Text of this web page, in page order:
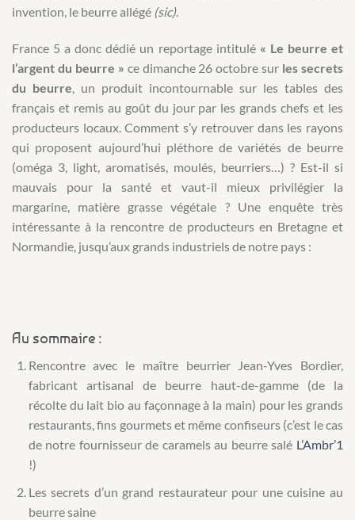
invention, le beurre allégé (sic).
France 5 a donc dédié un reportage intitulé« Le beurre et
l’argent du beurre » ce dimanche 26 octobre sur les secrets
du beurre , un produit incontournable sur les tables des
français et remis au goût du jour par les grands chefs et les
producteurs locaux. Comment s’y retrouver dans les rayons
qui proposent aujourd’hui pléthore de variétés de beurre
(oméga 3, light, aromatisés, moulés, beurriers…) ? Est-il si
mauvais pour la santé et vaut-il mieux privilégier la
margarine, matière grasse végétale ? Une enquête très
intéressante à la rencontre de producteurs en Bretagne et
Normandie, jusqu’aux grands industriels de notre pays :
Au sommaire :
Rencontre avec le maître beurrier Jean-Yves Bordier,
fabricant artisanal de beurre haut-de-gamme (de la
récolte du lait bio au façonnage à la main) pour les grands
restaurants, fins gourmets et même confiseurs (c’est le cas
de notre fournisseur de caramels au beurre salé L’Ambr’1
!)
Les secrets d’un grand restaurateur pour une cuisine au
beurre saine